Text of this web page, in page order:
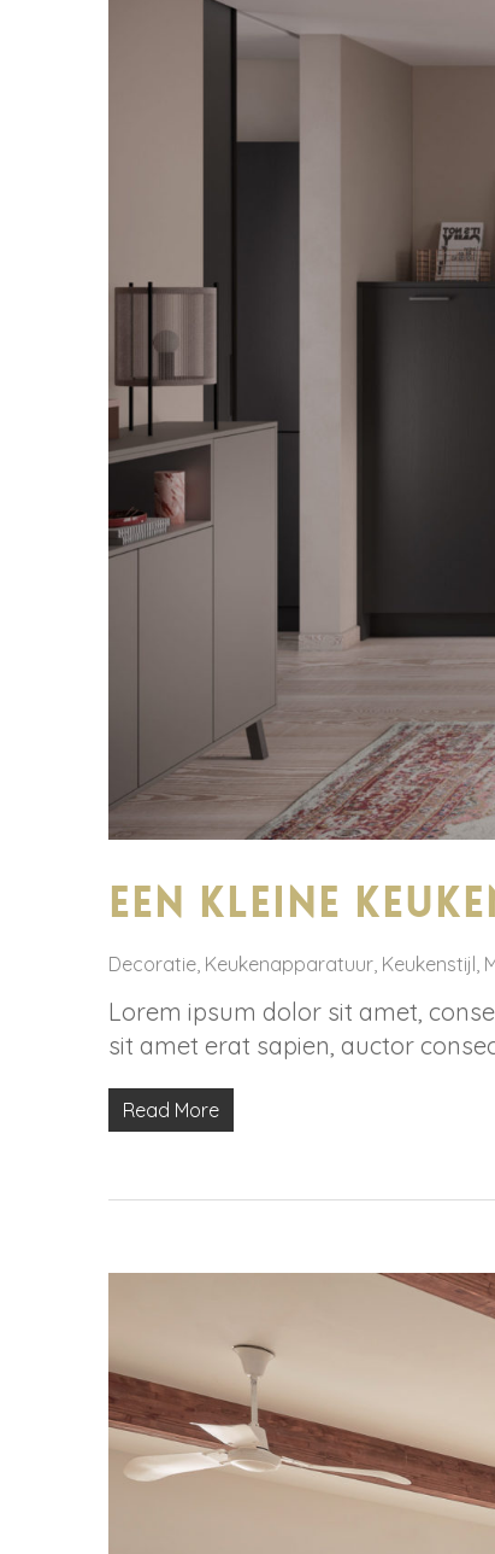
Een kleine
Decoratie Keukenapparatuur Keukenstijl
Lorem ipsum dolor sit amet,
sit amet erat sapien, auctor
Read More